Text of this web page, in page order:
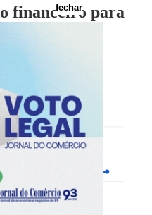
fechar